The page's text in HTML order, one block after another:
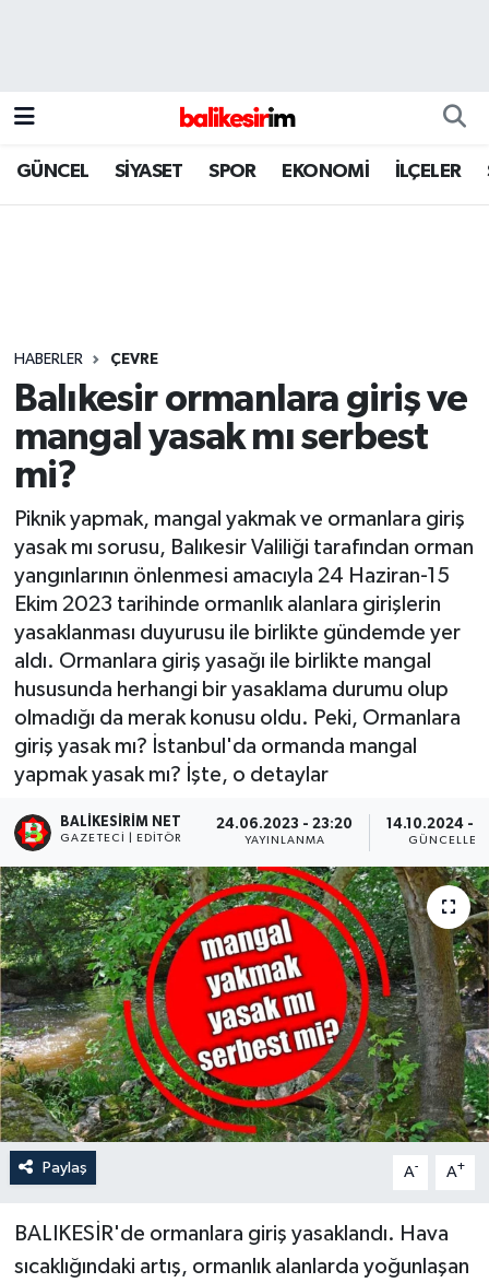
GÜNCEL SİYASET SPOR EKONOMİ İLÇELER
HABERLER ÇEVRE
Balıkesir ormanlara giriş ve
mangal yasak mı serbest
mi?
Piknik yapmak, mangal yakmak ve ormanlara giriş
yasak mı sorusu, Balıkesir Valiliği tarafından orman
yangınlarının önlenmesi amacıyla 24 Haziran­-15
Ekim 2023 tarihinde ormanlık alanlara girişlerin
yasaklanması duyurusu ile birlikte gündemde yer
aldı. Ormanlara giriş yasağı ile birlikte mangal
hususunda herhangi bir yasaklama durumu olup
olmadığı da merak konusu oldu. Peki, Ormanlara
giriş yasak mı? İstanbul'da ormanda mangal
yapmak yasak mı? İşte, o detaylar
BALIKESIRIM NET
GAZETECI | EDITÖR
24.06.2023 - 23:20
YAYINLANMA
14.10.2024 -
Paylaş A- A+
BALIKESİR'de ormanlara giriş yasaklandı. Hava
sıcaklığındaki artış, ormanlık alanlarda yoğunlaşan